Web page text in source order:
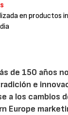
en productos
de 150 años
e
a los cambios
Europe